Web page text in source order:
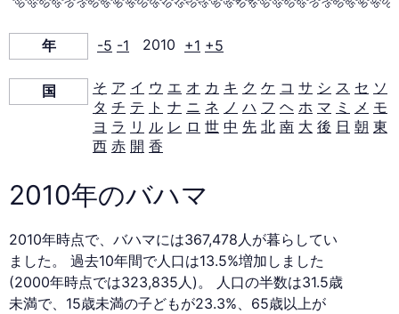
2010
年
年 -5 -1 2010 +1 +5
国 そ ア イ ウ エ オ カ キ ク ケ コ サ シ ス セ ソ
タ チ テ ト ナ ニ ネ ノ ハ フ ヘ ホ マ ミ メ モ
ヨ ラ リ ル レ ロ 世 中 先 北 南 大 後 日 朝 東
西 赤 開 香
2010年のバハマ
2010年時点で、バハマには367,478人が暮らしてい
ました。 過去10年間で人口は13.5%増加しました
(2000年時点では323,835人)。 人口の半数は31.5歳
未満で、15歳未満の子どもが23.3%、65歳以上が